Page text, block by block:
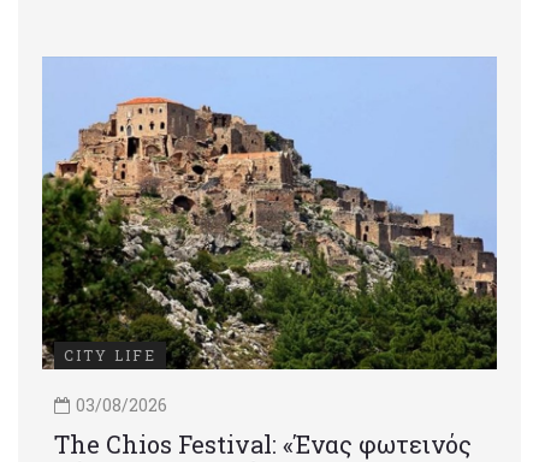
CITY LIFE
03/08/2026
Τhe Chios Festival: «Ένας φωτεινός